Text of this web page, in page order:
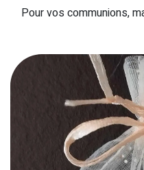
Pour vos communions,